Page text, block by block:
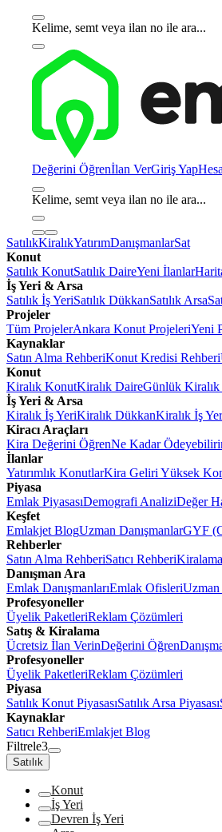
Kelime, semt veya ilan no ile ara...
Değerini Öğrenİlan VerGiriş Yap
Kelime, semt veya ilan no ile ara...
SatılıkKiralıkYatırımDanışmanlarSat
Konut
Satılık KonutSatılık DaireYeni İlanlar
İş Yeri & Arsa
Satılık İş YeriSatılık DükkanSatılık Arsa
Projeler
Tüm ProjelerAnkara Konut ProjeleriYeni
Kaynaklar
Satın Alma RehberiKonut Kredisi Rehberi
Konut
Kiralık KonutKiralık DaireGünlük
İş Yeri & Arsa
Kiralık İş YeriKiralık DükkanKiralık İş
Kiracı Araçları
Kira Değerini ÖğrenNe Kadar
İlanlar
Yatırımlık KonutlarKira Geliri Yüksek
Piyasa
Emlak PiyasasıDemografi AnaliziDeğer
Keşfet
Emlakjet BlogUzman DanışmanlarGYF
Rehberler
Satın Alma RehberiSatıcı Rehberi
Danışman Ara
Emlak DanışmanlarıEmlak OfisleriUzman
Profesyoneller
Üyelik PaketleriReklam Çözümleri
Satış & Kiralama
Ücretsiz İlan VerinDeğerini Öğren
Profesyoneller
Üyelik PaketleriReklam Çözümleri
Piyasa
Satılık Konut PiyasasıSatılık Arsa Piyasası
Kaynaklar
Satıcı RehberiEmlakjet Blog
Filtrele3
Satılık
Konut
İş Yeri
Devren İş Yeri